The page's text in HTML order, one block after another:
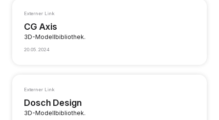
Externer Link
CG Axis
3D-Modellbibliothek.
20.05.2024
Externer Link
Dosch Design
3D-Modellbibliothek.